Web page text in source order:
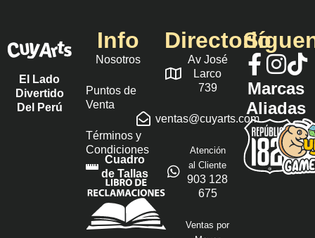
El Lado
Divertido
Del Perú
Info
Nosotros
Puntos de
Venta
Términos y
Condiciones
Cuadro
de Tallas
Directorio
Av José
Larco
739
ventas@cuyarts.com
Atención
al Cliente
903 128
675
Ventas por
Marcas
Aliadas